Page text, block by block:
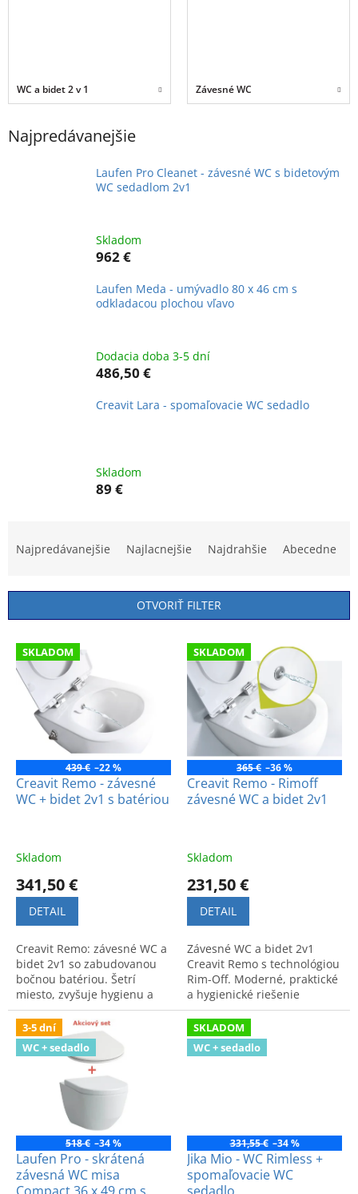
WC a bidet 2 v 1 Závesné WC
Najpredávanejšie
Laufen Pro Cleanet - závesné WC s bidetovým
WC sedadlom 2v1
Skladom
962 €
Laufen Meda - umývadlo 80 x 46 cm s
odkladacou plochou vľavo
Dodacia doba 3-5 dní
486,50 €
Creavit Lara - spomaľovacie WC sedadlo
Skladom
89 €
n
i
o
Najpredávanejšie Najlacnejšie Najdrahšie Abecedne
OTVORIŤ FILTER
V
p
o
u
o
SKLADOM
439 € –22 %
Creavit Remo - závesné
WC + bidet 2v1 s batériou
Skladom
341,50 €
DETAIL
Creavit Remo: závesné WC a
bidet 2v1 so zabudovanou
bočnou batériou. Šetrí
miesto, zvyšuje hygienu a
komfort. Moderné a
praktické riešenie do
kúpeľne.
SKLADOM
365 € –36 %
Creavit Remo - Rimoff
závesné WC a bidet 2v1
Skladom
231,50 €
DETAIL
Závesné WC a bidet 2v1
Creavit Remo s technológiou
Rim-Off. Moderné, praktické
a hygienické riešenie
šetriace miesto v kúpeľni.
Vyrobené pre komfort a štýl.
3-5 dní
WC + sedadlo
518 € –34 %
Laufen Pro - skrátená
závesná WC misa
SKLADOM
WC + sedadlo
331,55 € –34 %
Jika Mio - WC Rimless +
spomaľovacie WC